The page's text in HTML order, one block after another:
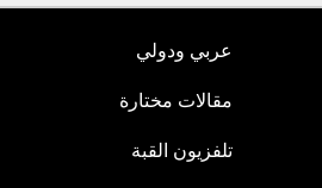
عربي ودولي
مقالات مختارة
تلفزيون القبة